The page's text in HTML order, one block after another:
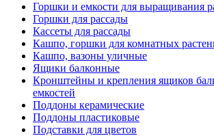
Горшки и емкости для выращивания
Горшки для рассады
Кассеты для рассады
Кашпо, горшки для комнатных
Кашпо, вазоны уличные
Ящики балконные
Кронштейны и крепления ящиков
емкостей
Поддоны керамические
Поддоны пластиковые
Подставки для цветов